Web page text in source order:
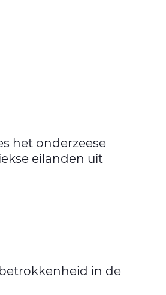
het onderzeese
eilanden uit
in de